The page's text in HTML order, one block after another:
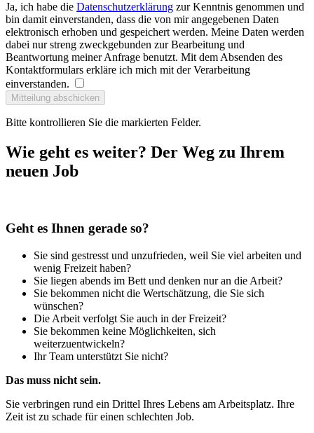
Ja, ich habe die Datenschutzerklärung zur Kenntnis genommen und
bin damit einverstanden, dass die von mir angegebenen Daten
elektronisch erhoben und gespeichert werden. Meine Daten werden
dabei nur streng zweckgebunden zur Bearbeitung und
Beantwortung meiner Anfrage benutzt. Mit dem Absenden des
Kontaktformulars erkläre ich mich mit der Verarbeitung
einverstanden.
Mitteilung abschicken
Bitte kontrollieren Sie die markierten Felder.
Wie geht es weiter? Der Weg zu Ihrem
neuen Job
Geht es Ihnen gerade so?
Sie sind gestresst und unzufrieden, weil Sie viel arbeiten und
wenig Freizeit haben?
Sie liegen abends im Bett und denken nur an die Arbeit?
Sie bekommen nicht die Wertschätzung, die Sie sich
wünschen?
Die Arbeit verfolgt Sie auch in der Freizeit?
Sie bekommen keine Möglichkeiten, sich
weiterzuentwickeln?
Ihr Team unterstützt Sie nicht?
Das muss nicht sein.
Sie verbringen rund ein Drittel Ihres Lebens am Arbeitsplatz. Ihre
Zeit ist zu schade für einen schlechten Job.